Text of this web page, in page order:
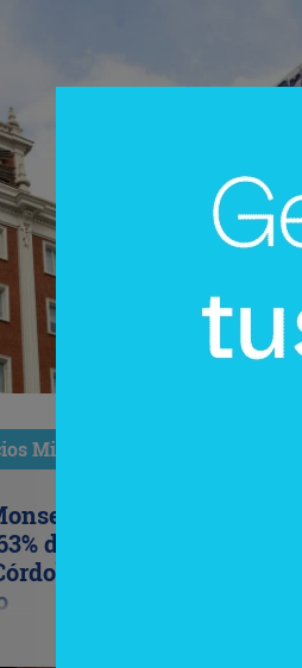
Miami
339 años de
de los votos y un puente
(Arg) y Florida que